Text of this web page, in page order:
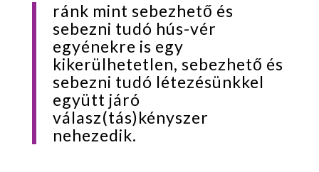
ránk mint sebezhető és
sebezni tudó hús-vér
egyénekre is egy
kikerülhetetlen, sebezhető és
sebezni tudó létezésünkkel
együtt járó
válasz(tás)kényszer
nehezedik.